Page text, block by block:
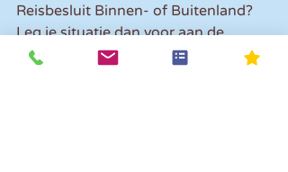
Reisbesluit Binnen- of Buitenland?
Leg je situatie dan voor aan de
Belastingdienst om zeker te zijn dat